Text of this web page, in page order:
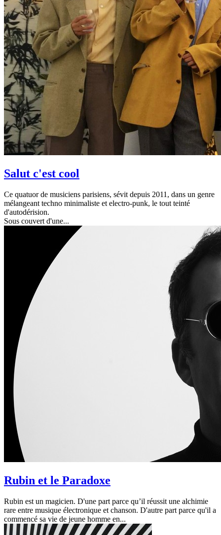
Salut c'est cool
Ce quatuor de musiciens parisiens, sévit depuis 2011, dans un genre
mélangeant techno minimaliste et electro-punk, le tout teinté
d'autodérision.
Sous couvert d'une...
Rubin et le Paradoxe
Rubin est un magicien. D'une part parce qu’il réussit une alchimie
rare entre musique électronique et chanson. D'autre part parce qu'il a
commencé sa vie de jeune homme en...